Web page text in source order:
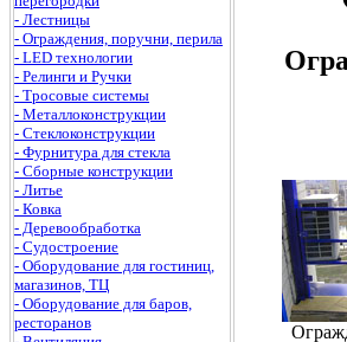
- Лестницы
- Ограждения, поручни, перила
- LED технологии
- Релинги и Ручки
- Тросовые системы
- Металлоконструкции
- Стеклоконструкции
- Фурнитура для стекла
- Сборные конструкции
- Литье
- Ковка
- Деревообработка
- Судостроение
- Оборудование для гостиниц,
магазинов, ТЦ
- Оборудование для баров,
ресторанов